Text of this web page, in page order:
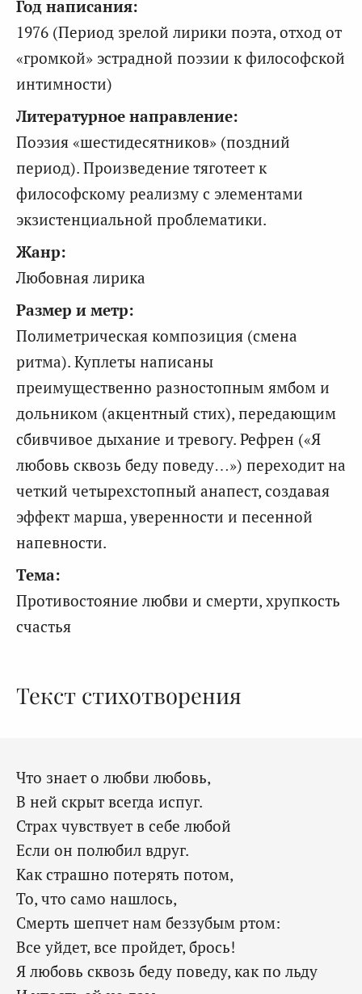
Год написания:
1976 (Период зрелой лирики поэта, отход от
«громкой» эстрадной поэзии к философской
интимности)
Литературное направление:
Поэзия «шестидесятников» (поздний
период). Произведение тяготеет к
философскому реализму с элементами
экзистенциальной проблематики.
Жанр:
Любовная лирика
Размер и метр:
Полиметрическая композиция (смена
ритма). Куплеты написаны
преимущественно разностопным ямбом и
дольником (акцентный стих), передающим
сбивчивое дыхание и тревогу. Рефрен («Я
любовь сквозь беду поведу…») переходит на
четкий четырехстопный анапест, создавая
эффект марша, уверенности и песенной
напевности.
Тема:
Противостояние любви и смерти, хрупкость
счастья
Текст стихотворения
Что знает о любви любовь,
В ней скрыт всегда испуг.
Страх чувствует в себе любой
Если он полюбил вдруг.
Как страшно потерять потом,
То, что само нашлось,
Смерть шепчет нам беззубым ртом:
Все уйдет, все пройдет, брось!
Я любовь сквозь беду поведу, как по льду